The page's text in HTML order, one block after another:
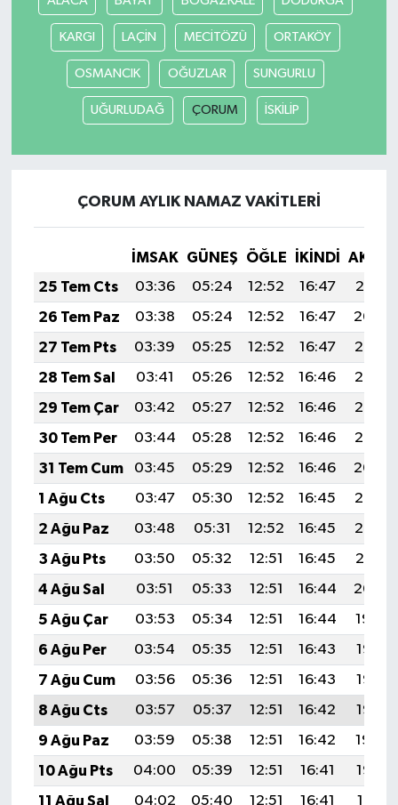
KARGI LAÇİN MECİTÖZÜ ORTAKÖY
OSMANCIK OĞUZLAR SUNGURLU
UĞURLUDAĞ ÇORUM İSKİLİP
ÇORUM AYLIK NAMAZ VAKITLERI
İMSAK GÜNEŞ ÖĞLE İKINDI
25 Tem Cts
03:36 05:24 12:52 16:47
20:10
26 Tem Paz
03:38 05:24 12:52 16:47
20:09
27 Tem Pts
03:39 05:25 12:52 16:47
20:08
28 Tem Sal
03:41 05:26 12:52 16:46
20:07
29 Tem Çar
03:42 05:27 12:52 16:46
20:06
30 Tem Per
03:44 05:28 12:52 16:46
20:05
31 Tem Cum
03:45 05:29 12:52 16:46
20:04
1 Ağu Cts
03:47 05:30 12:52 16:45
20:03
2 Ağu Paz
03:48 05:31 12:52 16:45
20:02
3 Ağu Pts
03:50 05:32 12:51 16:45
20:01
4 Ağu Sal
03:51 05:33 12:51 16:44
20:00
5 Ağu Çar
03:53 05:34 12:51 16:44
19:59
6 Ağu Per
03:54 05:35 12:51 16:43
19:58
7 Ağu Cum
03:56 05:36 12:51 16:43
19:56
8 Ağu Cts
03:57 05:37 12:51 16:42
19:55
9 Ağu Paz
03:59 05:38 12:51 16:42
19:54
10 Ağu Pts
04:00 05:39 12:51 16:41
19:53
11 Ağu Sal
04:02 05:40 12:51 16:41
19:51